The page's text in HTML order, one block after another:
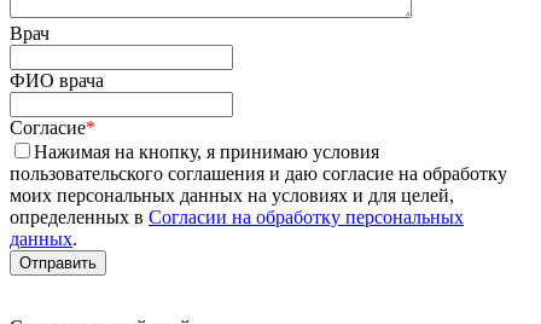
Врач
ФИО врача
Согласие*
Нажимая на кнопку, я принимаю условия
пользовательского соглашения и даю согласие на обработку
моих персональных данных на условиях и для целей,
определенных в Согласии на обработку персональных
данных.